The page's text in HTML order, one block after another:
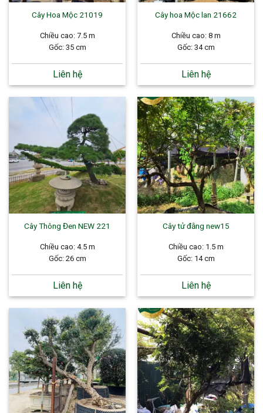
Cây Hoa Mộc 21019
Chiều cao: 7.5 m
Gốc: 35 cm
Liên hệ
Cây hoa Mộc lan 21662
Chiều cao: 8 m
Gốc: 34 cm
Liên hệ
Cây Thông Đen NEW 221
Chiều cao: 4.5 m
Gốc: 26 cm
Liên hệ
Cây tử đằng new15
Chiều cao: 1.5 m
Gốc: 14 cm
Liên hệ